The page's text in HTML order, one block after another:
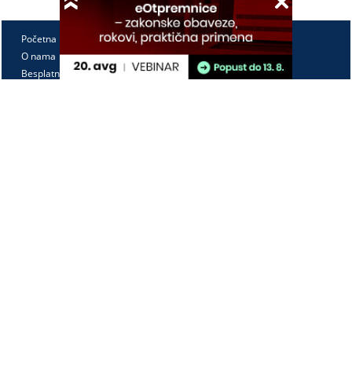
Početna
O nama
Besplatno